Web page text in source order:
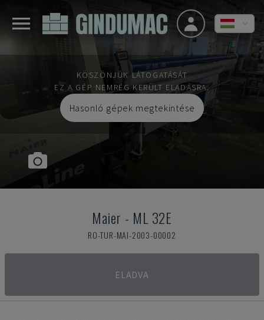
KÖSZÖNJÜK LÁTOGATÁSÁT
EZ A GÉP NEMRÉG KERÜLT ELADÁSRA.
Hasonló gépek megtekintése
Maier - ML 32E
RO-TUR-MAI-2003-00002
ELADVA